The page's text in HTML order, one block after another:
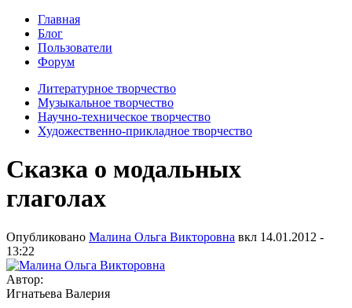
Главная
Блог
Пользователи
Форум
Литературное творчество
Музыкальное творчество
Научно-техническое творчество
Художественно-прикладное творчество
Сказка о модальных
глаголах
Опубликовано Малина Ольга Викторовна вкл 14.01.2012 -
13:22
Автор:
Игнатьева Валерия